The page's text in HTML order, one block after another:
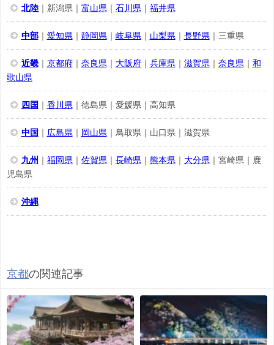
北陸｜新潟県｜ 富山県 ｜ 石川県 ｜ 福井県
中部｜ 愛知県 ｜ 静岡県 ｜ 岐阜県 ｜ 山梨県 ｜ 長野県 ｜三重県
近畿｜ 京都府｜ 奈良県 ｜ 大阪府｜ 兵庫県 ｜ 滋賀県 ｜ 奈良県 ｜ 和
歌山県
四国 ｜ 香川県 ｜徳島県｜愛媛県｜高知県
中国 ｜ 広島県 ｜ 岡山県 ｜鳥取県｜山口県｜滋賀県
九州 ｜ 福岡県 ｜ 佐賀県 ｜ 長崎県 ｜ 熊本県 ｜ 大分県 ｜宮崎県｜鹿
児島県
沖縄
京都の関連記事